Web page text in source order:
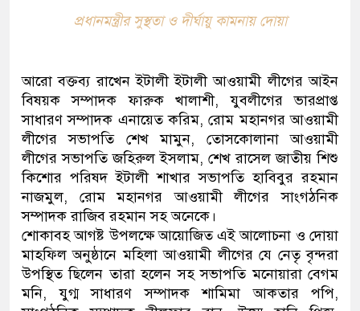
প্রধানমন্ত্রীর সুস্থতা ও দীর্ঘায়ু কামনায় দোয়া
আরো বক্তব্য রাখেন ইটালী ইটালী আওয়ামী লীগের আইন
বিষয়ক সম্পাদক ফারুক খালাশী, যুবলীগের ভারপ্রাপ্ত
সাধারণ সম্পাদক এনায়েত করিম, রোম মহানগর আওয়ামী
লীগের সভাপতি শেখ মামুন, তোসকোলানা আওয়ামী
লীগের সভাপতি জহিরুল ইসলাম, শেখ রাসেল জাতীয় শিশু
কিশোর পরিষদ ইটালী শাখার সভাপতি হাবিবুর রহমান
নাজমুল, রোম মহানগর আওয়ামী লীগের সাংগঠনিক
সম্পাদক রাজিব রহমান সহ অনেকে।
শোকাবহ আগষ্ট উপলক্ষে আয়োজিত এই আলোচনা ও দোয়া
মাহফিল অনুষ্ঠানে মহিলা আওয়ামী লীগের যে নেতৃ বৃন্দরা
উপস্থিত ছিলেন তারা হলেন সহ সভাপতি মনোয়ারা বেগম
মনি, যুগ্ম সাধারণ সম্পাদক শামিমা আকতার পপি,